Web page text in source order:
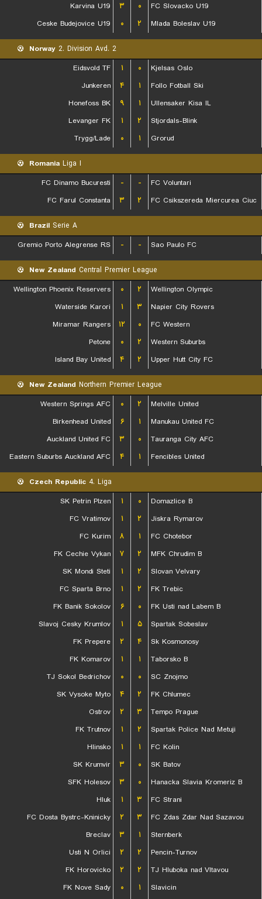
Karvina U19
۳ ۰
FC Slovacko U19
Ceske Budejovice U19
۰ ۲ Mlada Boleslav U19
Norway 2. Division Avd. 2
Eidsvold TF
۱ ۰
Kjelsas Oslo
Junkeren
۴ ۱
Follo Fotball Ski
Honefoss BK
۹ ۱
Ullensaker Kisa IL
Levanger FK
۱ ۲
Stjordals-Blink
Trygg/Lade
۰ ۱ Grorud
Romania Liga I
FC Dinamo Bucuresti
- -
FC Voluntari
FC Farul Constanta
۳ ۲ FC Csikszereda Miercurea Ciuc
Brazil Serie A
Gremio Porto Alegrense RS
- - Sao Paulo FC
New Zealand Central Premier League
Wellington Phoenix Reservers
۰ ۲
Wellington Olympic
Waterside Karori
۱ ۳
Napier City Rovers
Miramar Rangers
۱۲ ۰
FC Western
Petone
۰ ۲
Western Suburbs
Island Bay United
۴ ۲ Upper Hutt City FC
New Zealand Northern Premier League
Western Springs AFC
۰ ۲
Melville United
Birkenhead United
۶ ۱
Manukau United FC
Auckland United FC
۳ ۰
Tauranga City AFC
Eastern Suburbs Auckland AFC
۴ ۱ Fencibles United
Czech Republic 4. Liga
SK Petrin Plzen
۱ ۰
Domazlice B
FC Vratimov
۱ ۲
Jiskra Rymarov
FC Kurim
۸ ۱
FC Chotebor
FK Cechie Vykan
۷ ۲
MFK Chrudim B
SK Mondi Steti
۱ ۲
Slovan Velvary
FC Sparta Brno
۱ ۲
FK Trebic
FK Banik Sokolov
۶ ۰
FK Usti nad Labem B
Slavoj Cesky Krumlov
۱ ۵
Spartak Sobeslav
FK Prepere
۲ ۴
Sk Kosmonosy
FK Komarov
۱ ۱
Taborsko B
TJ Sokol Bedrichov
۰ ۰
SC Znojmo
SK Vysoke Myto
۴ ۲
FK Chlumec
Ostrov
۲ ۳
Tempo Prague
FK Trutnov
۱ ۲
Spartak Police Nad Metuji
Hlinsko
۱ ۱
FC Kolin
SK Krumvir
۳ ۰
SK Batov
SFK Holesov
۳ ۰
Hanacka Slavia Kromeriz B
Hluk
۱ ۳
FC Strani
FC Dosta Bystrc-Kninicky
۲ ۳
FC Zdas Zdar Nad Sazavou
Breclav
۳ ۱
Sternberk
Usti N Orlici
۲ ۲
Pencin-Turnov
FK Horovicko
۲ ۲
TJ Hluboka nad Vltavou
FK Nove Sady
۰ ۱
Slavicin